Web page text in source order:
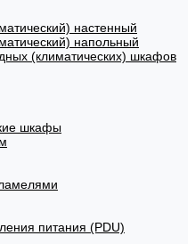
настенный
напольный
(климатических) шкафов
шкафы
питания (PDU)